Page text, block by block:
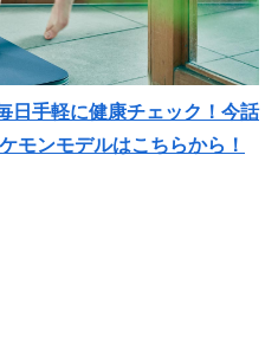
日手軽に健康チェック！今話
モンモデルはこちらから！